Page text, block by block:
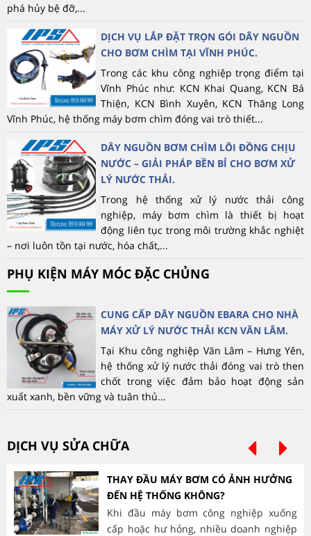
phá hủy bệ đỡ,...
DỊCH VỤ LẮP ĐẶT TRỌN GÓI DÂY NGUỒN
CHO BƠM CHÌM TẠI VĨNH PHÚC.
Trong các khu công nghiệp trọng điểm tại
Vĩnh Phúc như: KCN Khai Quang, KCN Bá
Thiện, KCN Bình Xuyên, KCN Thăng Long
Vĩnh Phúc, hệ thống máy bơm chìm đóng vai trò thiết...
DÂY NGUỒN BƠM CHÌM LÕI ĐỒNG CHỊU
NƯỚC – GIẢI PHÁP BỀN BỈ CHO BƠM XỬ
LÝ NƯỚC THẢI.
Trong hệ thống xử lý nước thải công
nghiệp, máy bơm chìm là thiết bị hoạt
động liên tục trong môi trường khắc nghiệt
– nơi luôn tồn tại nước, hóa chất,...
PHỤ KIỆN MÁY MÓC ĐẶC CHỦNG
CUNG CẤP DÂY NGUỒN EBARA CHO NHÀ
MÁY XỬ LÝ NƯỚC THẢI KCN VĂN LÂM.
Tại Khu công nghiệp Văn Lâm – Hưng Yên,
hệ thống xử lý nước thải đóng vai trò then
chốt trong việc đảm bảo hoạt động sản
xuất xanh, bền vững và tuân thủ...
DỊCH VỤ SỬA CHỮA
THAY ĐẦU MÁY BƠM CÓ ẢNH HƯỞNG
ĐẾN HỆ THỐNG KHÔNG?
Khi đầu máy bơm công nghiệp xuống
cấp hoặc hư hỏng, nhiều doanh nghiệp